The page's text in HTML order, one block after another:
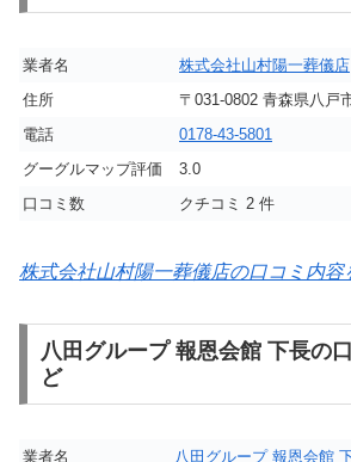
業者名
株式会社山村陽一葬儀店
住所
〒031-0802 青森県八戸
電話
0178-43-5801
グーグルマップ評価
3.0
口コミ数
クチコミ 2 件
株式会社山村陽一葬儀店の口コミ内容
八田グループ 報恩会館 下長の
ど
業者名
八田グループ 報恩会館